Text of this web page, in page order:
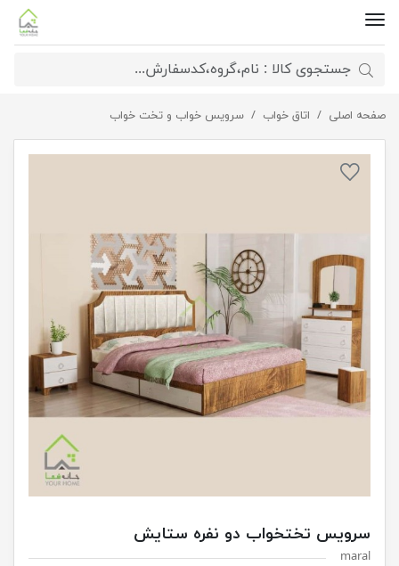
صفحه اصلی اتاق خواب سرویس خواب و تخت خوابسرویس تختخواب دو نفره ستایش
سرویس تختخواب دو نفره ستایش
maral